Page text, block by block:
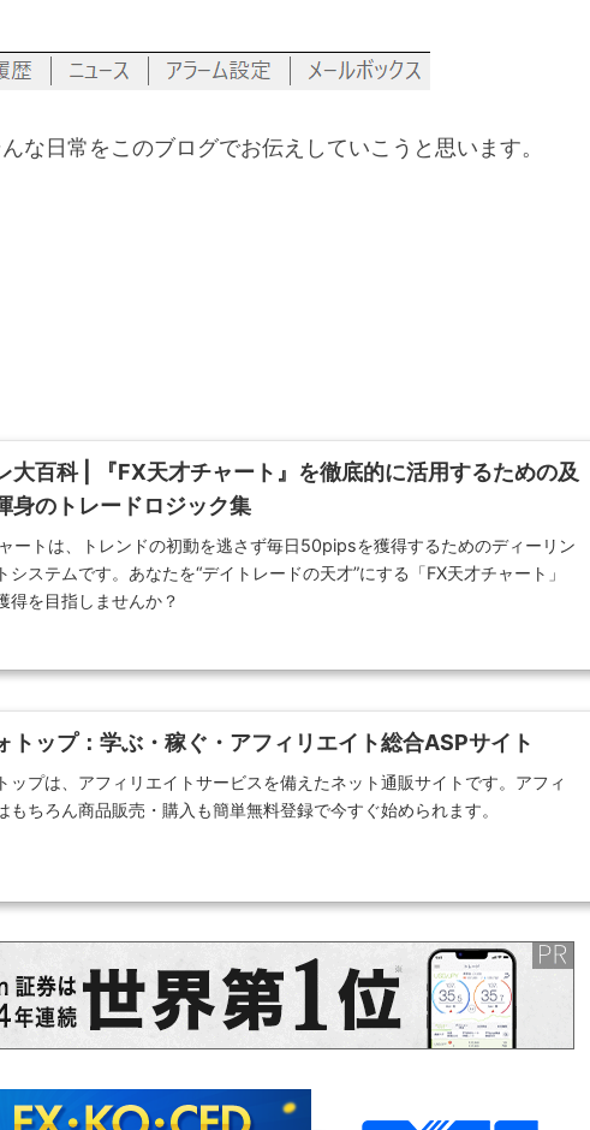
な日常をこのブログでお伝えしていこうと思います。
大百科 | 『FX天才チャート』を徹底的に活用するための及
身のトレードロジック集
ートは、トレンドの初動を逃さず毎日50pipsを獲得するためのディーリン
システムです。あなたを“デイトレードの天才”にする「FX天才チャート」
得を目指しませんか？
トップ：学ぶ・稼ぐ・アフィリエイト総合ASPサイト
ップは、アフィリエイトサービスを備えたネット通販サイトです。アフィ
もちろん商品販売・購入も簡単無料登録で今すぐ始められます。